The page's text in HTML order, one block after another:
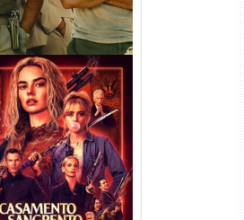
Sangrento: A
(2026) WEB-DL
4K Dual Áudio